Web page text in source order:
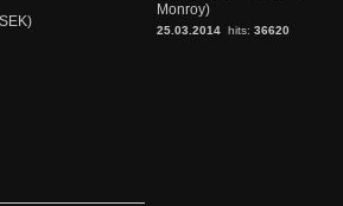
Monroy)
25.03.2014 hits: 36620